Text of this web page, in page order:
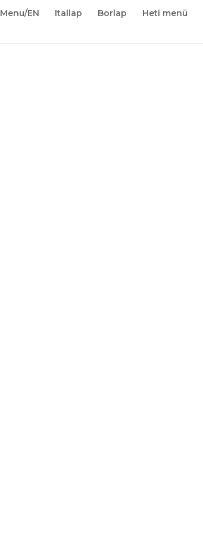
Menu/EN Itallap Borlap Heti menü